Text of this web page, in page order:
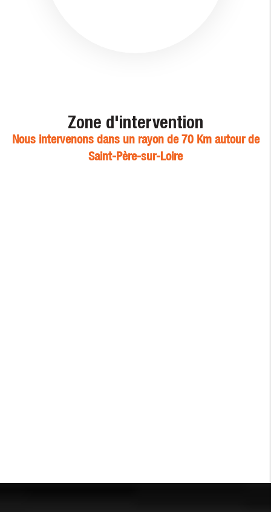
Zone d'intervention
Nous intervenons dans un rayon de 70 Km autour de
Saint-Père-sur-Loire